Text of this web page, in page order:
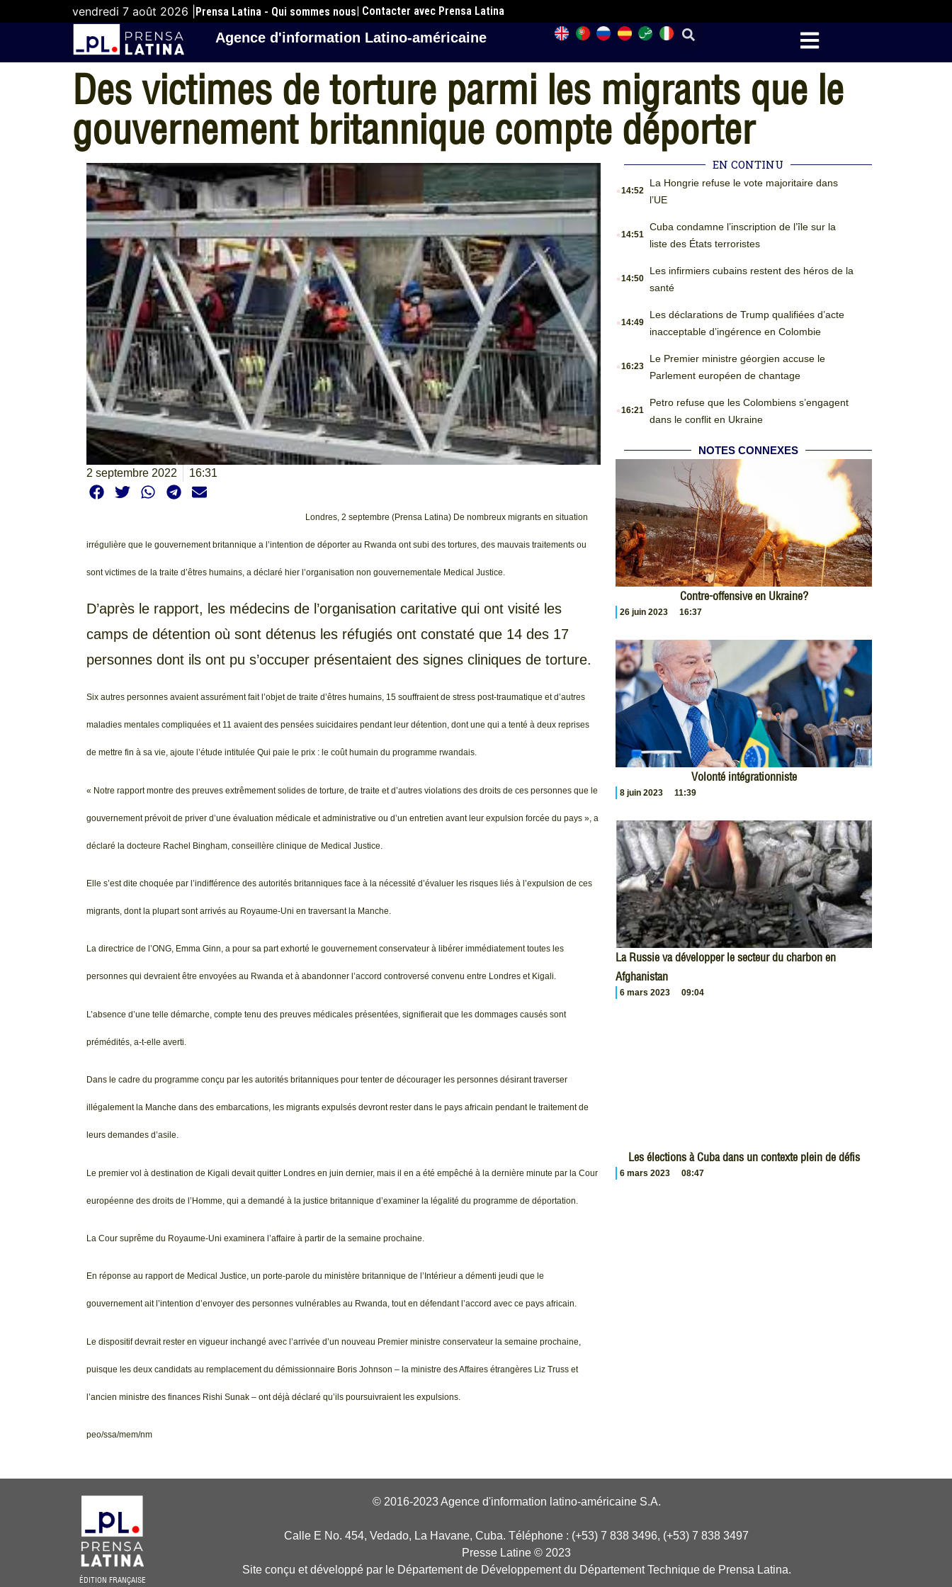
vendredi 7 août 2026 | Prensa Latina - Qui sommes nous| Contacter avec Prensa Latina
Agence d'information Latino-américaine
Des victimes de torture parmi les migrants que le
gouvernement britannique compte déporter
2 septembre 2022 16:31
Londres, 2 septembre (Prensa Latina) De nombreux migrants en situation
irrégulière que le gouvernement britannique a l’intention de déporter au Rwanda ont subi des tortures, des mauvais traitements ou
sont victimes de la traite d’êtres humains, a déclaré hier l’organisation non gouvernementale Medical Justice.
D’après le rapport, les médecins de l’organisation caritative qui ont visité les
camps de détention où sont détenus les réfugiés ont constaté que 14 des 17
personnes dont ils ont pu s’occuper présentaient des signes cliniques de torture.
Six autres personnes avaient assurément fait l’objet de traite d’êtres humains, 15 souffraient de stress post-traumatique et d’autres
maladies mentales compliquées et 11 avaient des pensées suicidaires pendant leur détention, dont une qui a tenté à deux reprises
de mettre fin à sa vie, ajoute l’étude intitulée Qui paie le prix : le coût humain du programme rwandais.
« Notre rapport montre des preuves extrêmement solides de torture, de traite et d’autres violations des droits de ces personnes que le
gouvernement prévoit de priver d’une évaluation médicale et administrative ou d’un entretien avant leur expulsion forcée du pays », a
déclaré la docteure Rachel Bingham, conseillère clinique de Medical Justice.
Elle s’est dite choquée par l’indifférence des autorités britanniques face à la nécessité d’évaluer les risques liés à l’expulsion de ces
migrants, dont la plupart sont arrivés au Royaume-Uni en traversant la Manche.
La directrice de l’ONG, Emma Ginn, a pour sa part exhorté le gouvernement conservateur à libérer immédiatement toutes les
personnes qui devraient être envoyées au Rwanda et à abandonner l’accord controversé convenu entre Londres et Kigali.
L’absence d’une telle démarche, compte tenu des preuves médicales présentées, signifierait que les dommages causés sont
prémédités, a-t-elle averti.
Dans le cadre du programme conçu par les autorités britanniques pour tenter de décourager les personnes désirant traverser
illégalement la Manche dans des embarcations, les migrants expulsés devront rester dans le pays africain pendant le traitement de
leurs demandes d’asile.
Le premier vol à destination de Kigali devait quitter Londres en juin dernier, mais il en a été empêché à la dernière minute par la Cour
européenne des droits de l’Homme, qui a demandé à la justice britannique d’examiner la légalité du programme de déportation.
La Cour suprême du Royaume-Uni examinera l’affaire à partir de la semaine prochaine.
En réponse au rapport de Medical Justice, un porte-parole du ministère britannique de l’Intérieur a démenti jeudi que le
gouvernement ait l’intention d’envoyer des personnes vulnérables au Rwanda, tout en défendant l’accord avec ce pays africain.
Le dispositif devrait rester en vigueur inchangé avec l’arrivée d’un nouveau Premier ministre conservateur la semaine prochaine,
puisque les deux candidats au remplacement du démissionnaire Boris Johnson – la ministre des Affaires étrangères Liz Truss et
l’ancien ministre des finances Rishi Sunak – ont déjà déclaré qu’ils poursuivraient les expulsions.
peo/ssa/mem/nm
EN CONTINU
.14:52
La Hongrie refuse le vote majoritaire dans
l’UE
.14:51
Cuba condamne l’inscription de l’île sur la
liste des États terroristes
.14:50
Les infirmiers cubains restent des héros de la
santé
.14:49
Les déclarations de Trump qualifiées d’acte
inacceptable d’ingérence en Colombie
.16:23
Le Premier ministre géorgien accuse le
Parlement européen de chantage
.16:21
Petro refuse que les Colombiens s’engagent
dans le conflit en Ukraine
NOTES CONNEXES
Contre-offensive en Ukraine?
26 juin 2023 16:37
Volonté intégrationniste
8 juin 2023 11:39
La Russie va développer le secteur du charbon en
Afghanistan
6 mars 2023 09:04
Les élections à Cuba dans un contexte plein de défis
6 mars 2023 08:47
ÉDITION FRANÇAISE
© 2016-2023 Agence d'information latino-américaine S.A.
Calle E No. 454, Vedado, La Havane, Cuba. Téléphone : (+53) 7 838 3496, (+53) 7 838 3497
Presse Latine © 2023
Site conçu et développé par le Département de Développement du Département Technique de Prensa Latina.